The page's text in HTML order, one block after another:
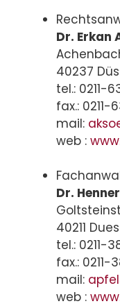
Dr. Erkan
40237
tel.: 0211-
fax.: 0211-
mail:
web :
Dr.
40211
tel.: 0211-
fax.: 0211-
mail:
web :